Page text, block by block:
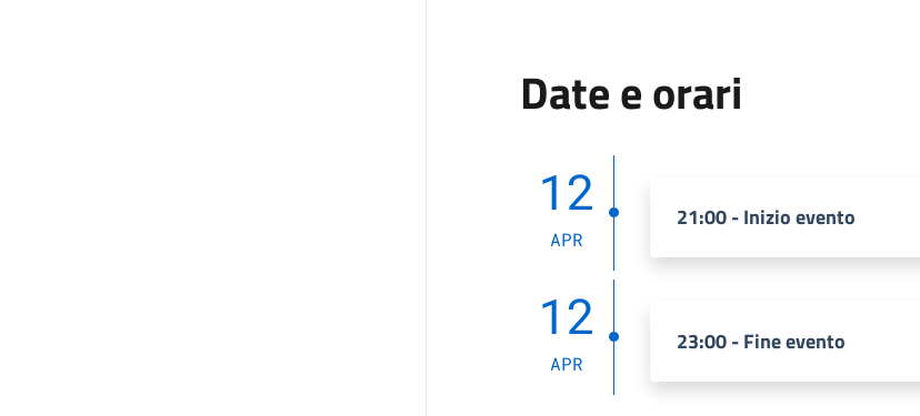
Date e orari
12
APR
21:00 - Inizio evento
12
APR
23:00 - Fine evento